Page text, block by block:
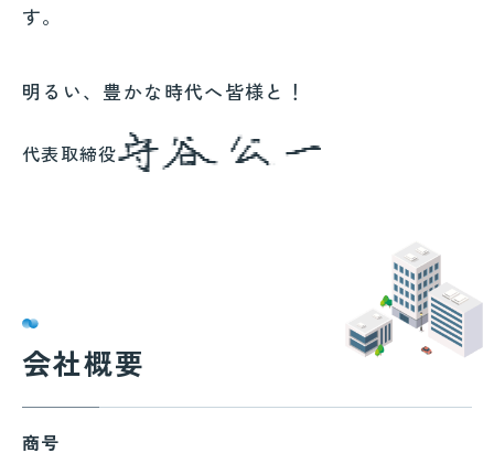
す。
明るい、豊かな時代へ皆様と！
代表取締役
会社概要
商号